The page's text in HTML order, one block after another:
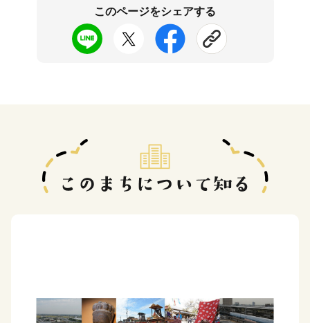
このページをシェアする